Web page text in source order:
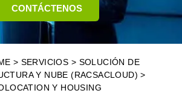
CONTÁCTENOS
> SERVICIOS > SOLUCIÓN DE
Y NUBE (RACSACLOUD) >
Y HOUSING